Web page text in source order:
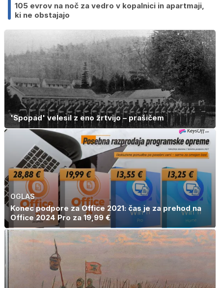
105 evrov na noč za vedro v kopalnici in apartmaji,
ki ne obstajajo
'Spopad' velesil z eno žrtvijo – prašičem
OGLAS
Konec podpore za Office 2021: čas je za prehod na
Office 2024 Pro za 19,99 €